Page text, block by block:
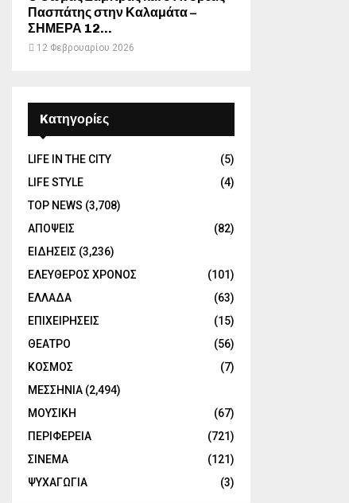
Πασπάτης στην Καλαμάτα –
ΣΗΜΕΡΑ 12...
12 Φεβρουαρίου 2026
Kατηγορίες
LIFE IN THE CITY
(5)
LIFE STYLE
(4)
TOP NEWS (3,708)
ΑΠΟΨΕΙΣ
(82)
ΕΙΔΗΣΕΙΣ (3,236)
ΕΛΕΥΘΕΡΟΣ ΧΡΟΝΟΣ
(101)
ΕΛΛΑΔΑ
(63)
ΕΠΙΧΕΙΡΗΣΕΙΣ
(15)
ΘΕΑΤΡΟ
(56)
ΚΟΣΜΟΣ
(7)
ΜΕΣΣΗΝΙΑ (2,494)
ΜΟΥΣΙΚΗ
(67)
ΠΕΡΙΦΕΡΕΙΑ
(721)
ΣΙΝΕΜΑ
(121)
ΨΥΧΑΓΩΓΙΑ
(3)